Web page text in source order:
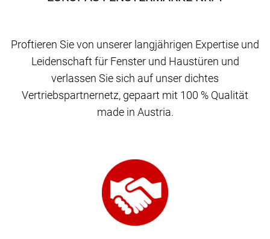
Proftieren Sie von unserer langjährigen Expertise und
Leidenschaft für Fenster und Haustüren und
verlassen Sie sich auf unser dichtes
Vertriebspartnernetz, gepaart mit 100 % Qualität
made in Austria.